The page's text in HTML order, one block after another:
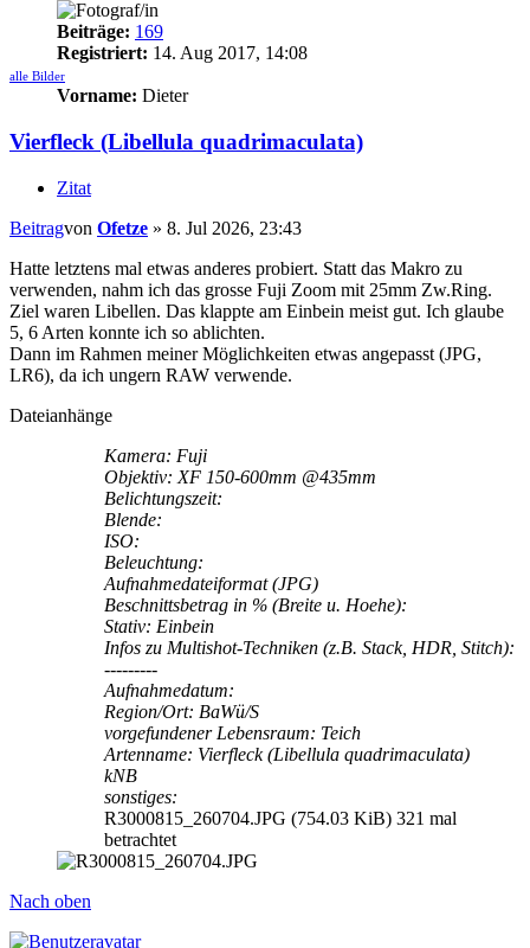
Beiträge: 169
Registriert: 14. Aug 2017, 14:08
alle Bilder
Vorname: Dieter
Vierfleck (Libellula quadrimaculata)
Zitat
Beitragvon Ofetze » 8. Jul 2026, 23:43
Hatte letztens mal etwas anderes probiert. Statt das Makro zu
verwenden, nahm ich das grosse Fuji Zoom mit 25mm Zw.Ring.
Ziel waren Libellen. Das klappte am Einbein meist gut. Ich glaube
5, 6 Arten konnte ich so ablichten.
Dann im Rahmen meiner Möglichkeiten etwas angepasst (JPG,
LR6), da ich ungern RAW verwende.
Dateianhänge
Kamera: Fuji
Objektiv: XF 150-600mm @435mm
Belichtungszeit:
Blende:
ISO:
Beleuchtung:
Aufnahmedateiformat (JPG)
Beschnittsbetrag in % (Breite u. Hoehe):
Stativ: Einbein
Infos zu Multishot-Techniken (z.B. Stack, HDR, Stitch):
---------
Aufnahmedatum:
Region/Ort: BaWü/S
vorgefundener Lebensraum: Teich
Artenname: Vierfleck (Libellula quadrimaculata)
kNB
sonstiges:
R3000815_260704.JPG (754.03 KiB) 321 mal
betrachtet
Nach oben